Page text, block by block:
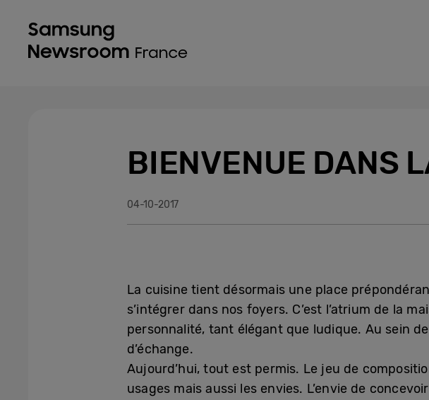
BIENVENUE DANS
04-10-2017
La cuisine tient désormais une place
s’intégrer dans nos foyers. C’est l’atrium de la
personnalité, tant élégant que ludique. Au sein
d’échange.
Aujourd’hui, tout est permis. Le jeu de
usages mais aussi les envies. L’envie de